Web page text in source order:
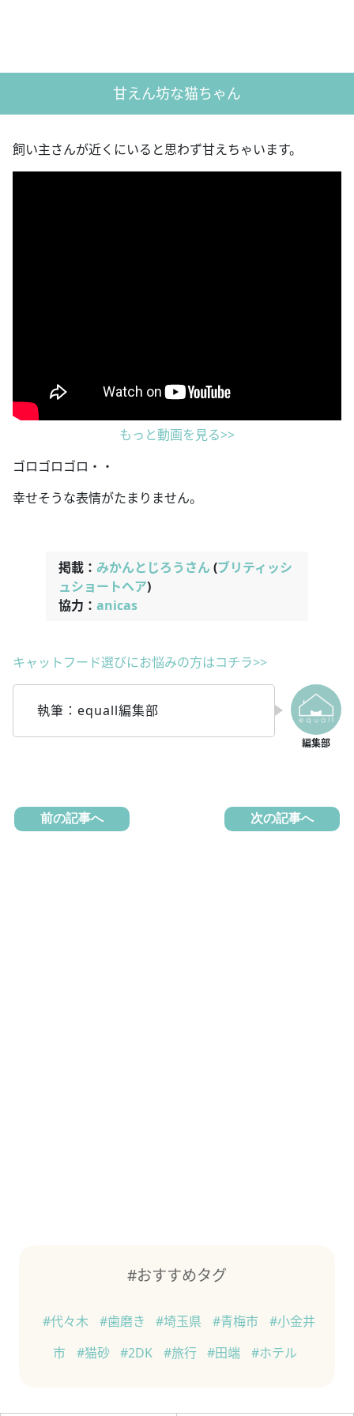
甘えん坊な猫ちゃん
飼い主さんが近くにいると思わず甘えちゃいます。
もっと動画を見る>>
ゴロゴロゴロ・・
幸せそうな表情がたまりません。
掲載： みかんとじろうさん(ブリティッシ
ュショートヘア)
協力： anicas
キャットフード選びにお悩みの方はコチラ>>
執筆：equall編集部
前の記事へ 次の記事へ
#おすすめタグ
#代々木 #歯磨き #埼玉県 #青梅市
#小金井
市
#猫砂 #2DK #旅行 #田端 #ホテル